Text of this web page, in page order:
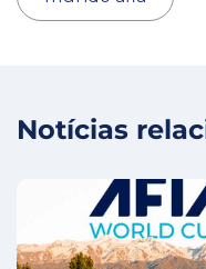
Notícias